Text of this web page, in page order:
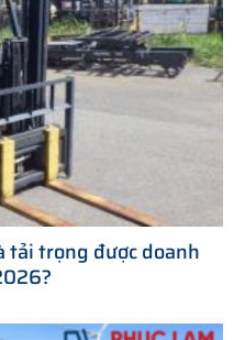
tải trọng được doanh